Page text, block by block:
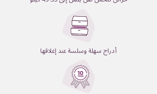
أدراج سهلة وسلسة عند إغلاقها